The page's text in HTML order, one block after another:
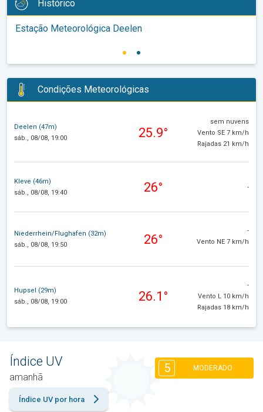
Histórico
Estação Meteorológica Deelen
Condições Meteorológicas
Deelen (47m)
sáb., 08/08, 19:00
25.9°
sem nuvens
Vento SE 7 km/h
Rajadas 21 km/h
Kleve (46m)
sáb., 08/08, 19:40
26° -
Niederrhein/Flughafen (32m)
sáb., 08/08, 19:50
26°
-
Vento NE 7 km/h
Hupsel (29m)
sáb., 08/08, 19:00
26.1°
-
Vento L 10 km/h
Rajadas 18 km/h
Índice UV
amanhã
5 MODERADO
Índice UV por hora